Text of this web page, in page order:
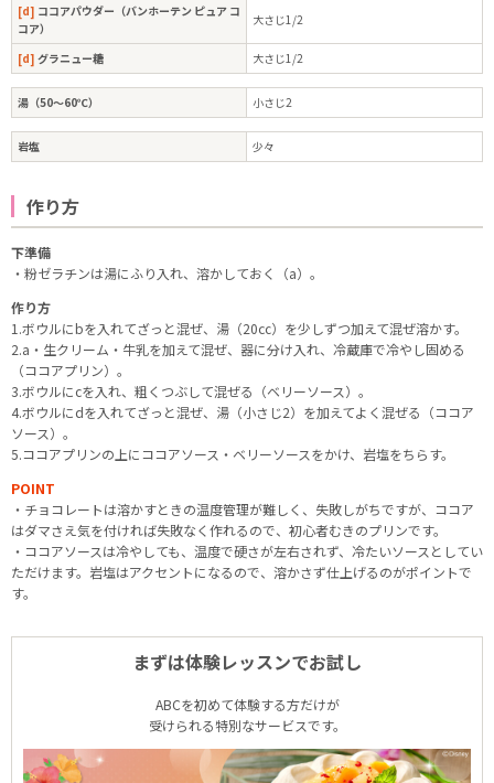
[d] ココアパウダー（バンホーテン ピュア コ
コア）
大さじ1/2
[d] グラニュー糖 大さじ1/2
湯（50～60℃） 小さじ2
岩塩 少々
作り方
下準備
・粉ゼラチンは湯にふり入れ、溶かしておく（a）。
作り方
1.ボウルにbを入れてざっと混ぜ、湯（20㏄）を少しずつ加えて混ぜ溶かす。
2.a・生クリーム・牛乳を加えて混ぜ、器に分け入れ、冷蔵庫で冷やし固める
（ココアプリン）。
3.ボウルにcを入れ、粗くつぶして混ぜる（ベリーソース）。
4.ボウルにdを入れてざっと混ぜ、湯（小さじ2）を加えてよく混ぜる（ココア
ソース）。
5.ココアプリンの上にココアソース・ベリーソースをかけ、岩塩をちらす。
POINT
・チョコレートは溶かすときの温度管理が難しく、失敗しがちですが、ココア
はダマさえ気を付ければ失敗なく作れるので、初心者むきのプリンです。
・ココアソースは冷やしても、温度で硬さが左右されず、冷たいソースとしてい
ただけます。岩塩はアクセントになるので、溶かさず仕上げるのがポイントで
す。
まずは体験レッスンでお試し
ABCを初めて体験する方だけが
受けられる特別なサービスです。